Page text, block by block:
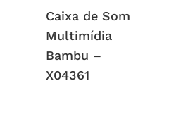
Caixa de Som
Multimídia
Bambu –
X04361